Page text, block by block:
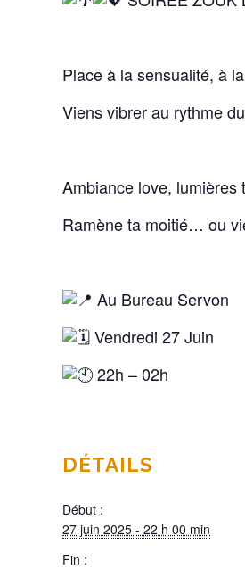
Place à la sensualité, à
Viens vibrer au rythme
Ambiance love,
Ramène ta moitié… ou
Au Bureau Servon
Vendredi 27 Juin
22h – 02h
DÉTAILS
Début :
27 juin 2025 - 22 h 00 min
Fin :